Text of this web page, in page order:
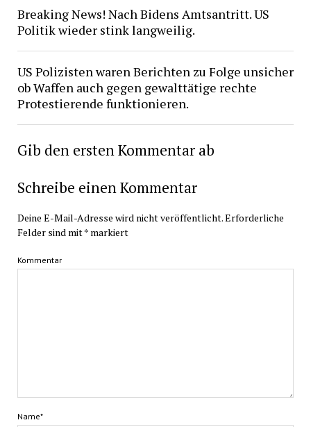
Breaking News! Nach Bidens Amtsantritt. US
Politik wieder stink langweilig.
US Polizisten waren Berichten zu Folge unsicher
ob Waffen auch gegen gewalttätige rechte
Protestierende funktionieren.
Gib den ersten Kommentar ab
Schreibe einen Kommentar
Deine E-Mail-Adresse wird nicht veröffentlicht.Erforderliche
Felder sind mit*markiert
Kommentar
Name*